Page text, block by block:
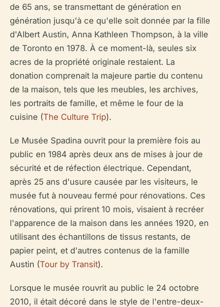
de 65 ans, se transmettant de génération en
génération jusqu'à ce qu'elle soit donnée par la fille
d'Albert Austin, Anna Kathleen Thompson, à la ville
de Toronto en 1978. À ce moment-là, seules six
acres de la propriété originale restaient. La
donation comprenait la majeure partie du contenu
de la maison, tels que les meubles, les archives,
les portraits de famille, et même le four de la
cuisine (The Culture Trip).
Le Musée Spadina ouvrit pour la première fois au
public en 1984 après deux ans de mises à jour de
sécurité et de réfection électrique. Cependant,
après 25 ans d'usure causée par les visiteurs, le
musée fut à nouveau fermé pour rénovations. Ces
rénovations, qui prirent 10 mois, visaient à recréer
l'apparence de la maison dans les années 1920, en
utilisant des échantillons de tissus restants, de
papier peint, et d'autres contenus de la famille
Austin (Tour by Transit).
Lorsque le musée rouvrit au public le 24 octobre
2010, il était décoré dans le style de l'entre-deux-